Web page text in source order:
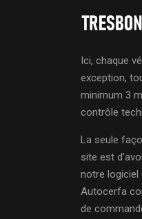
Ici, chaque
exception,
minimum 3
contrôle
La seule
site est
notre logiciel
Autocerfa
de